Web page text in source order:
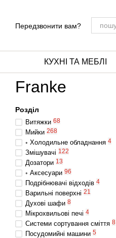
Передзвонити вам?
КУХНІ ТА МЕБЛІ
Franke
Розділ
Витяжки 68
Мийки 268
◦ Холодильне обладнання 4
Змішувачі 122
Дозатори 13
◦ Аксесуари 96
Подрібнювачі відходів 4
Варильні поверхні 21
Духові шафи 8
Мікрохвильові печі 4
Системи сортування сміття 8
Посудомийні машини 5